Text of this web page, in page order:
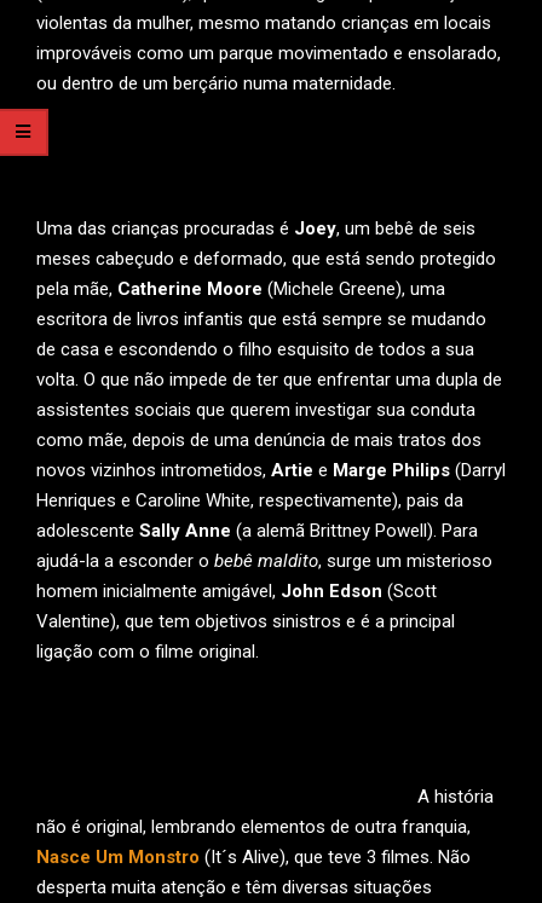
violentas da mulher, mesmo matando crianças em locais
improváveis como um parque movimentado e ensolarado,
ou dentro de um berçário numa maternidade.
Uma das crianças procuradas é Joey, um bebê de seis
meses cabeçudo e deformado, que está sendo protegido
pela mãe, Catherine Moore (Michele Greene), uma
escritora de livros infantis que está sempre se mudando
de casa e escondendo o filho esquisito de todos a sua
volta. O que não impede de ter que enfrentar uma dupla de
assistentes sociais que querem investigar sua conduta
como mãe, depois de uma denúncia de mais tratos dos
novos vizinhos intrometidos, Artie e Marge Philips (Darryl
Henriques e Caroline White, respectivamente), pais da
adolescente Sally Anne (a alemã Brittney Powell). Para
ajudá-la a esconder o bebê maldito, surge um misterioso
homem inicialmente amigável, John Edson (Scott
Valentine), que tem objetivos sinistros e é a principal
ligação com o filme original.
A história
não é original, lembrando elementos de outra franquia,
Nasce Um Monstro (It´s Alive), que teve 3 filmes. Não
desperta muita atenção e têm diversas situações